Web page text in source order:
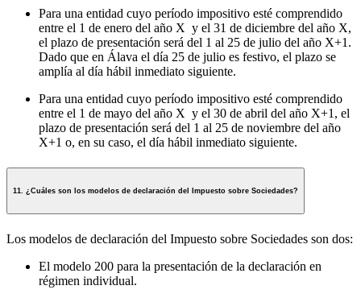
Para una entidad cuyo período impositivo esté comprendido
entre el 1 de enero del año X y el 31 de diciembre del año X,
el plazo de presentación será del 1 al 25 de julio del año X+1.
Dado que en Álava el día 25 de julio es festivo, el plazo se
amplía al día hábil inmediato siguiente.
Para una entidad cuyo período impositivo esté comprendido
entre el 1 de mayo del año X y el 30 de abril del año X+1, el
plazo de presentación será del 1 al 25 de noviembre del año
X+1 o, en su caso, el día hábil inmediato siguiente.
11. ¿Cuáles son los modelos de declaración del Impuesto sobre Sociedades?
Los modelos de declaración del Impuesto sobre Sociedades son dos:
El modelo 200 para la presentación de la declaración en
régimen individual.